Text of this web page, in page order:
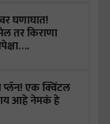
घणाघात!
तर किराणा
प्लॅन! एक क्विंटल
आहे नेमकं हे